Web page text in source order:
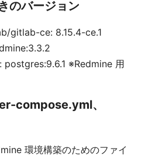
のバージョン
gitlab-ce: 8.15.4-ce.1
postgres:9.6.1 ※Redmine 用
compose.yml、
環境構築のためのファイ